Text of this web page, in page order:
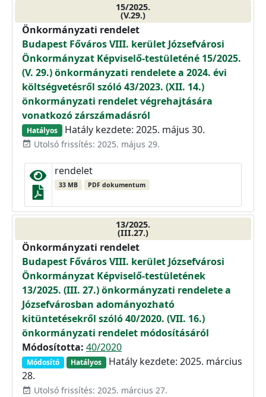
15/2025.
(V.29.)
Önkormányzati rendelet
Budapest Főváros VIII. kerület Józsefvárosi
Önkormányzat Képviselő-testületéné 15/2025.
(V. 29.) önkormányzati rendelete a 2024. évi
költségvetésről szóló 43/2023. (XII. 14.)
önkormányzati rendelet végrehajtására
vonatkozó zárszámadásról
Hatályos Hatály kezdete: 2025. május 30.
event_available Utolsó frissítés: 2025. május 29.
rendelet
33 MB PDF dokumentum
13/2025.
(III.27.)
Önkormányzati rendelet
Budapest Főváros VIII. kerület Józsefvárosi
Önkormányzat Képviselő-testületének
13/2025. (III. 27.) önkormányzati rendelete a
Józsefvárosban adományozható
kitüntetésekről szóló 40/2020. (VII. 16.)
önkormányzati rendelet módosításáról
Módosította: 40/2020
Módosító Hatályos
Hatály kezdete: 2025. március
28.
event_available Utolsó frissítés: 2025. március 27.